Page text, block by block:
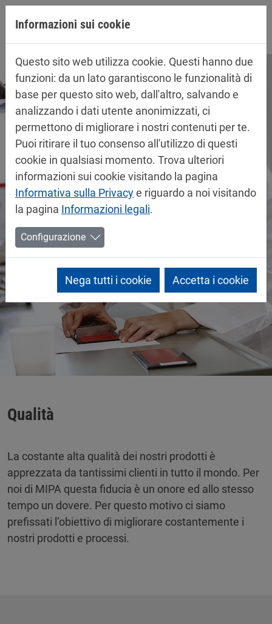
Jump directly to main navigation
Jump directly to content
Qualità
La costante alta qualità dei nostri prodotti è
apprezzata da tantissimi clienti in tutto il mondo. Per
noi di MIPA questa fiducia è un onore ed allo stesso
tempo un dovere. Per questo motivo ci siamo
prefissati l’obiettivo di migliorare costantemente i
nostri prodotti e processi.
Informazioni sui cookie
Questo sito web utilizza cookie. Questi hanno due
funzioni: da un lato garantiscono le funzionalità di
base per questo sito web, dall'altro, salvando e
analizzando i dati utente anonimizzati, ci
permettono di migliorare i nostri contenuti per te.
Puoi ritirare il tuo consenso all'utilizzo di questi
cookie in qualsiasi momento. Trova ulteriori
informazioni sui cookie visitando la pagina
Informativa sulla Privacye riguardo a noi visitando
la pagina Informazioni legali.
Configurazione
Nega tutti i cookie Accetta i cookie